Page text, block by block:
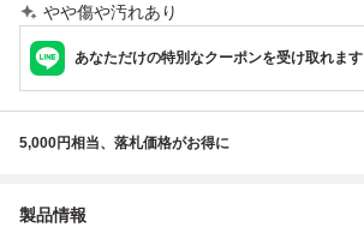
やや傷や汚れあり
あなただけの特別なクーポンを受け取れます
5,000円相当、落札価格がお得に
製品情報